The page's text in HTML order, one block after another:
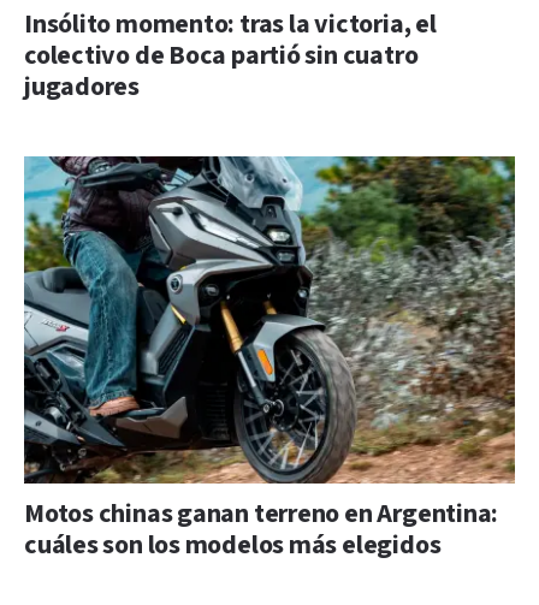
Insólito momento: tras la victoria, el
colectivo de Boca partió sin cuatro
jugadores
Motos chinas ganan terreno en Argentina:
cuáles son los modelos más elegidos